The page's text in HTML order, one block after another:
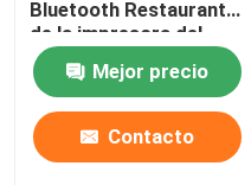
Bluetooth Restaurant
de la impresora del
recibo de 58m m
Mejor precio
Contacto